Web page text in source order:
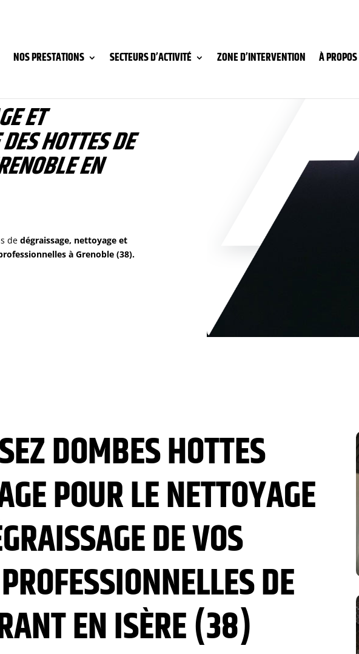
NOS PRESTATIONS SECTEURS D’ACTIVITÉ ZONE D’INTERVENTION À PROPOS
ET
HOTTES DE
EN
dedégraissage, nettoyage et
àGrenoble (38).
DOMBES HOTTES
POUR LE NETTOYAGE
DE VOS
DE
EN ISÈRE (38)